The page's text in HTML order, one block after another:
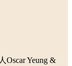
Oscar Yeung &